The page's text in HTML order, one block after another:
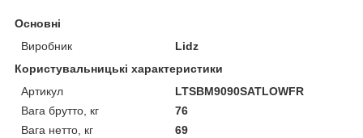
Основні
Виробник
Lidz
Користувальницькі характеристики
Артикул
LTSBM9090SATLOWFR
Вага брутто, кг
76
Вага нетто, кг
69